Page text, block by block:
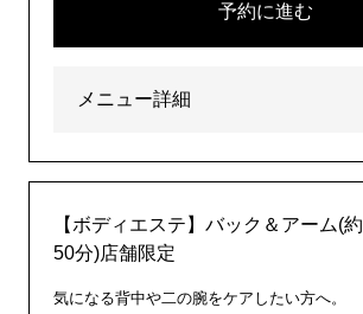
予約に進む
メニュー詳細
【ボディエステ】バック＆アーム(約
50分)店舗限定
気になる背中や二の腕をケアしたい方へ。